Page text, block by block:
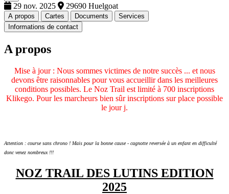
29 nov. 2025 29690 Huelgoat
A propos Cartes Documents
Services
Informations de contact
A propos
Mise à jour : Nous sommes victimes de notre succès ... et nous
devons être raisonnables pour vous accueillir dans les meilleures
conditions possibles. Le Noz Trail est limité à 700 inscriptions
Klikego. Pour les marcheurs bien sûr inscriptions sur place possible
le jour j.
Attention : course sans chrono ! Mais pour la bonne cause - cagnotte reversée à un enfant en difficulté
donc venez nombreux !!!
NOZ TRAIL DES LUTINS EDITION
2025